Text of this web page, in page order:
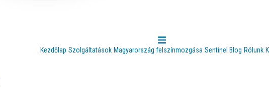
Kezdőlap Szolgáltatások Magyarország felszínmozgása Sentinel Blog Rólunk